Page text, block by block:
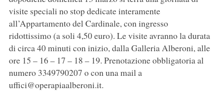
visite speciali no stop dedicate interamente
all’Appartamento del Cardinale, con ingresso
ridottissimo (a soli 4,50 euro). Le visite avranno la durata
di circa 40 minuti con inizio, dalla Galleria Alberoni, alle
ore 15 – 16 – 17 – 18 – 19. Prenotazione obbligatoria al
numero 3349790207 o con una mail a
uffici@operapiaalberoni.it.